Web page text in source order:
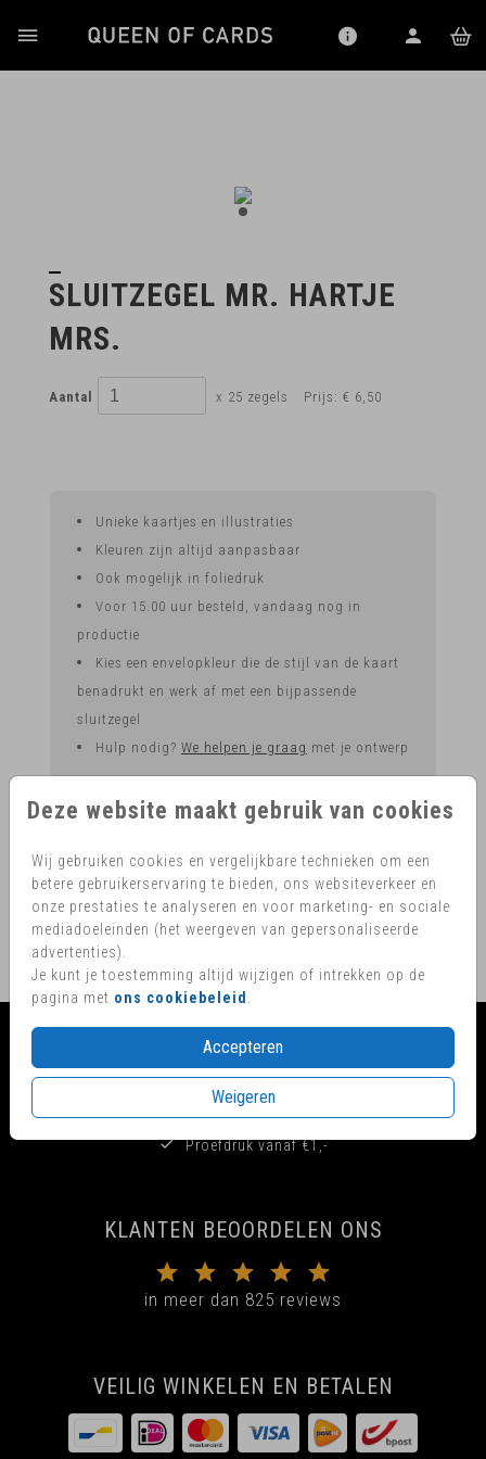
Deze website maakt gebruik van cookies
Wij gebruiken cookies en vergelijkbare technieken om een
betere gebruikerservaring te bieden, ons websiteverkeer en
onze prestaties te analyseren en voor marketing- en sociale
mediadoeleinden (het weergeven van gepersonaliseerde
advertenties).
Je kunt je toestemming altijd wijzigen of intrekken op de
pagina met ons cookiebeleid
Accepteren
Weigeren
SLUITZEGEL MR. HARTJE
MRS.
Aantal x 25 zegels Prijs: € 6,50
Unieke kaartjes en illustraties
Kleuren zijn altijd aanpasbaar
Ook mogelijk in foliedruk
Voor 15.00 uur besteld, vandaag nog in
productie
Kies een envelopkleur die de stijl van de kaart
benadrukt en werk af met een bijpassende
sluitzegel
Hulp nodig? We helpen je graag met je ontwerp
Sluitzegel Mr. hartje Mrs.
Prijs:€ 6,50 per 25 zegels
GELUK VERPAKT IN EEN KAARTJE
Voor 17:00 uur besteld, is vandaag nog in productie
Proefdruk vanaf €1,-
KLANTEN BEOORDELEN ONS
in meer dan 825 reviews
VEILIG WINKELEN EN BETALEN